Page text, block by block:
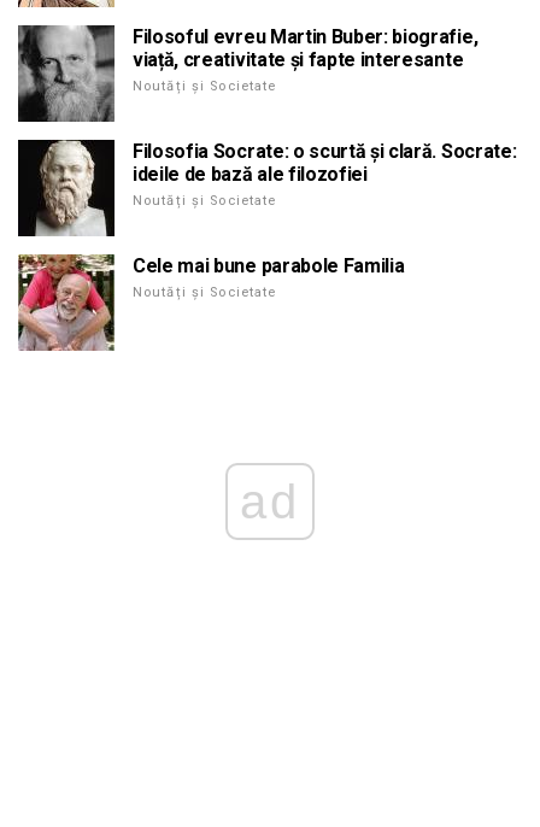
Filosoful evreu Martin Buber: biografie,
viață, creativitate și fapte interesante
Noutăți și Societate
Filosofia Socrate: o scurtă și clară. Socrate:
ideile de bază ale filozofiei
Noutăți și Societate
Cele mai bune parabole Familia
Noutăți și Societate
ad